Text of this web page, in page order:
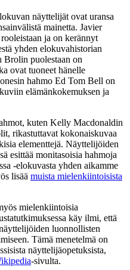
näyttelijät ovat uransa
mainetta. Javier
ja on kerännyt
yhden elokuvahistorian
Brolin puolestaan on
ovat tuoneet hänelle
hahmo Ed Tom Bell on
elämänkokemuksen ja
kuten Kelly Macdonaldin
rikastuttavat kokonaiskuvaa
elementtejä. Näyttelijöiden
esittää monitasoisia hahmoja
-elokuvasta yhden aikamme
lisää muista mielenkiintoisista
mielenkiintoisia
käy ilmi, että
luonnollisten
Tämä menetelmä on
näyttelijäopetuksista,
-sivulta.